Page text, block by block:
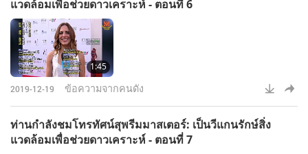
แวดล้อมเพื่อช่วยดาวเคราะห์ - ตอนที่ 6
1:45
2019-12-19 ข้อความจากคนดัง
ท่านกำลังชมโทรทัศน์สุพรีมมาสเตอร์: เป็นวีแกนรักษ์สิ่ง
แวดล้อมเพื่อช่วยดาวเคราะห์ - ตอนที่ 7